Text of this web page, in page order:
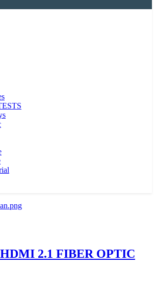
2.1 FIBER OPTIC